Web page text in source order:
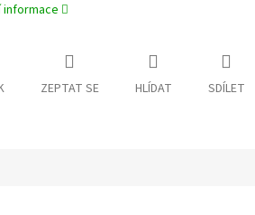
informace
ZEPTAT SE HLÍDAT SDÍLET